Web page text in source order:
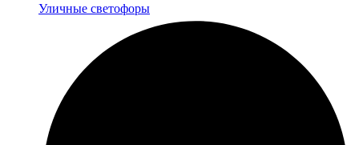
Уличные светофоры